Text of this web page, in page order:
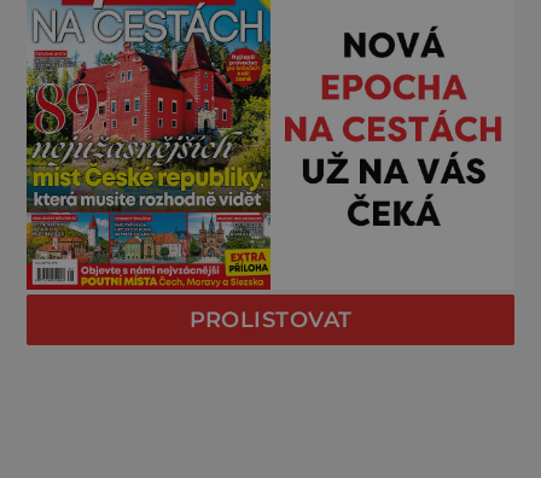
PROLISTOVAT